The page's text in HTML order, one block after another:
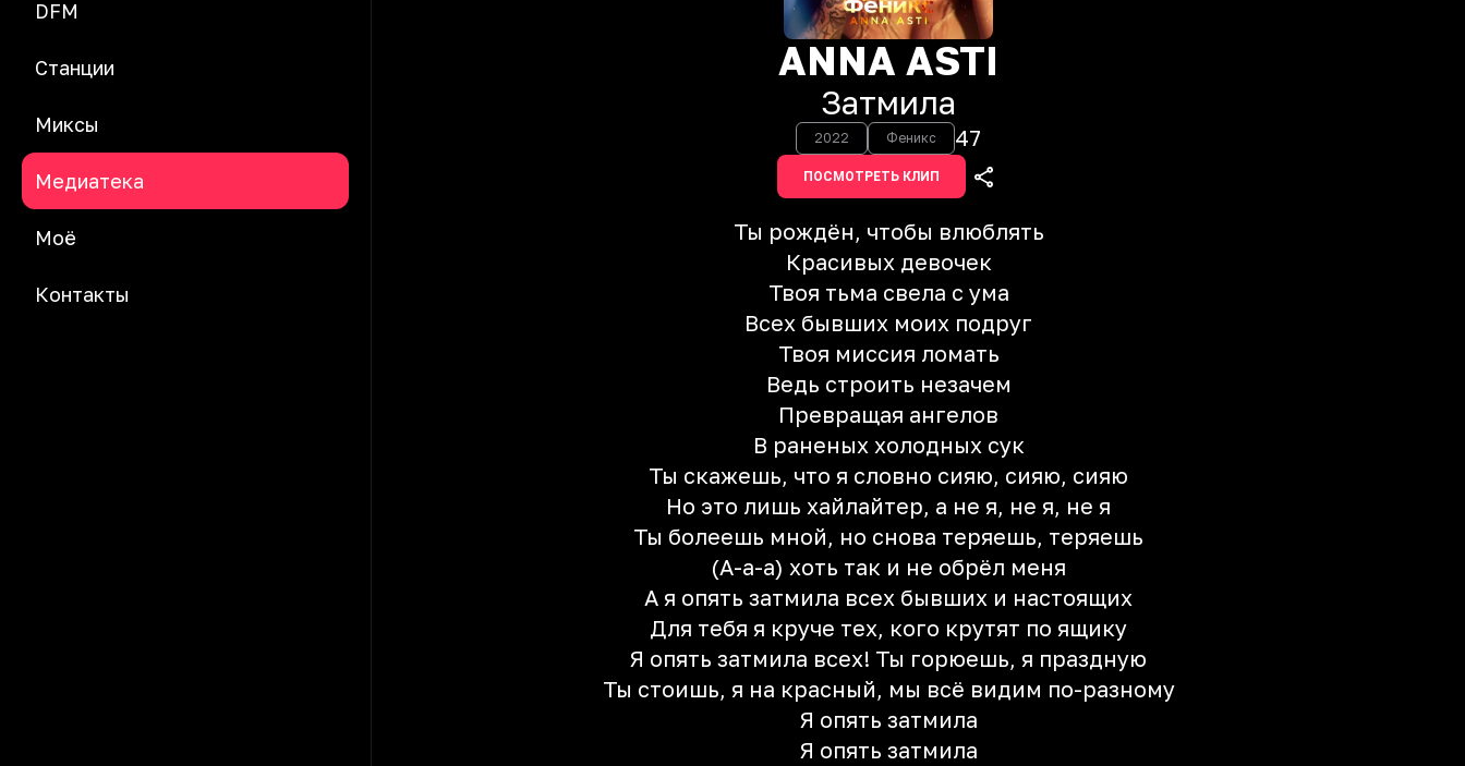
DFM
Станции
Миксы
Медиатека
Моё
Контакты
ANNA ASTI
Затмила
2022 Феникс 47
ПОСМОТРЕТЬ КЛИП
Ты рождён, чтобы влюблять
Красивых девочек
Твоя тьма свела с ума
Всех бывших моих подруг
Твоя миссия ломать
Ведь строить незачем
Превращая ангелов
В раненых холодных сук
Ты скажешь, что я словно сияю, сияю, сияю
Но это лишь хайлайтер, а не я, не я, не я
Ты болеешь мной, но снова теряешь, теряешь
(А-а-а) хоть так и не обрёл меня
А я опять затмила всех бывших и настоящих
Для тебя я круче тех, кого крутят по ящику
Я опять затмила всех! Ты горюешь, я праздную
Ты стоишь, я на красный, мы всё видим по-разному
Я опять затмила
Я опять затмила